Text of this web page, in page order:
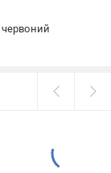
червоний